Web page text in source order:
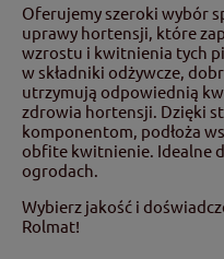
Oferujemy szeroki wybór
uprawy hortensji, które
wzrostu i kwitnienia tych
w składniki odżywcze,
utrzymują odpowiednią
zdrowia hortensji. Dzięki
komponentom, podłoża
obfite kwitnienie. Idealne
ogrodach.
Wybierz jakość i
Rolmat!